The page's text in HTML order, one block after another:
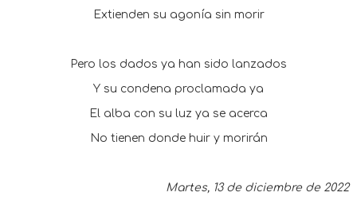
Extienden su agonía sin morir
Pero los dados ya han sido lanzados
Y su condena proclamada ya
El alba con su luz ya se acerca
No tienen donde huir y morirán
Martes, 13 de diciembre de 2022